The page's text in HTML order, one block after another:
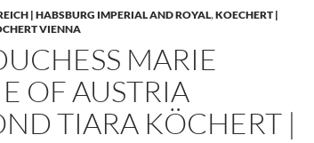
| HABSBURG IMPERIAL AND ROYAL,KOECHERT |
VIENNA
MARIE
OF AUSTRIA
TIARA KÖCHERT |